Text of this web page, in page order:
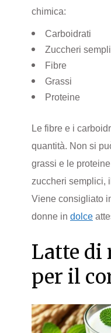
chimica:
Carboidrati
Zuccheri
Fibre
Grassi
Proteine
Le fibre e i
quantità. Non si
grassi e le
zuccheri semplici, il
Viene consigliato
donne in dolce
Latte di
per il